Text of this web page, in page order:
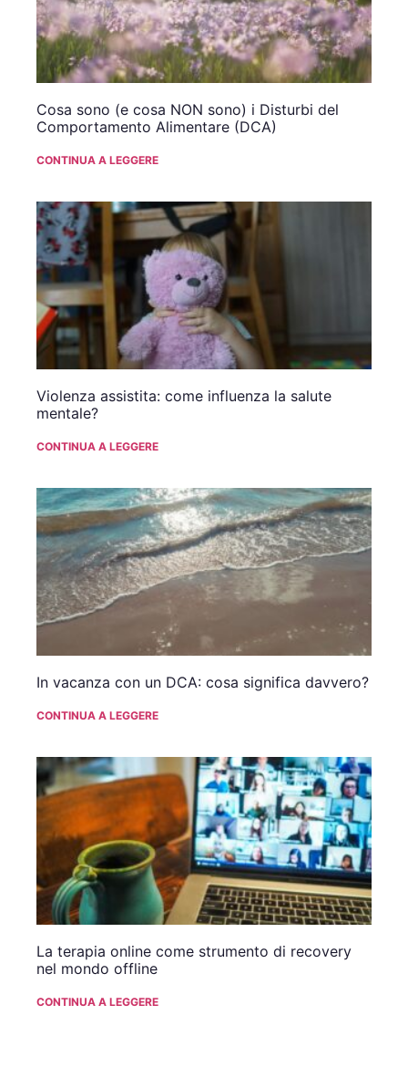
Cosa sono (e cosa NON sono) i Disturbi del
Comportamento Alimentare (DCA)
CONTINUA A LEGGERE
Violenza assistita: come influenza la salute
mentale?
CONTINUA A LEGGERE
In vacanza con un DCA: cosa significa davvero?
CONTINUA A LEGGERE
La terapia online come strumento di recovery
nel mondo offline
CONTINUA A LEGGERE